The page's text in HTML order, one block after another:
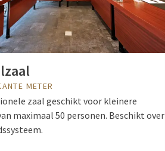
METER
zaal geschikt voor kleinere
maximaal 50 personen. Beschikt over